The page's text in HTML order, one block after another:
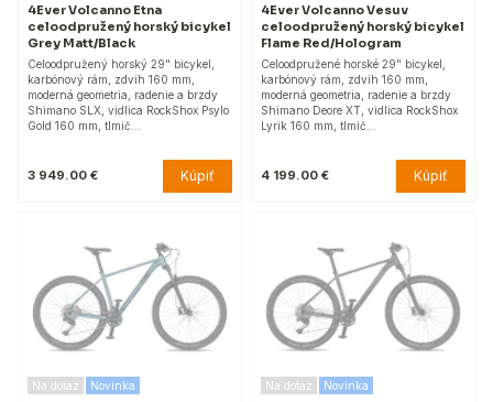
4Ever Volcanno Etna
celoodpružený horský bicykel
Grey Matt/Black
Celoodpružený horský 29" bicykel,
karbónový rám, zdvih 160 mm,
moderná geometria, radenie a brzdy
Shimano SLX, vidlica RockShox Psylo
Gold 160 mm, tlmič…
3 949.00 € Kúpiť
4Ever Volcanno Vesuv
celoodpružený horský bicykel
Flame Red/Hologram
Celoodpružené horské 29" bicykel,
karbónový rám, zdvih 160 mm,
moderná geometria, radenie a brzdy
Shimano Deore XT, vidlica RockShox
Lyrik 160 mm, tlmič…
4 199.00 € Kúpiť
Na dotaz Novinka Na dotaz Novinka